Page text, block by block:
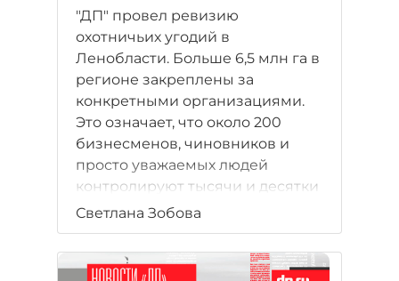
"ДП" провел ревизию
охотничьих угодий в
Ленобласти. Больше 6,5 млн га в
регионе закреплены за
конкретными организациями.
Это означает, что около 200
бизнесменов, чиновников и
просто уважаемых людей
контролируют тысячи и десятки
тысяч гектаров каждый. Новичку
попасть в этот клуб нелегко, но
за последние пару лет сразу
несколько петербургских
Светлана Зобова